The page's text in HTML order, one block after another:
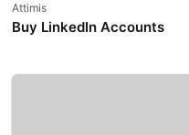
Attimis
Buy LinkedIn Accounts